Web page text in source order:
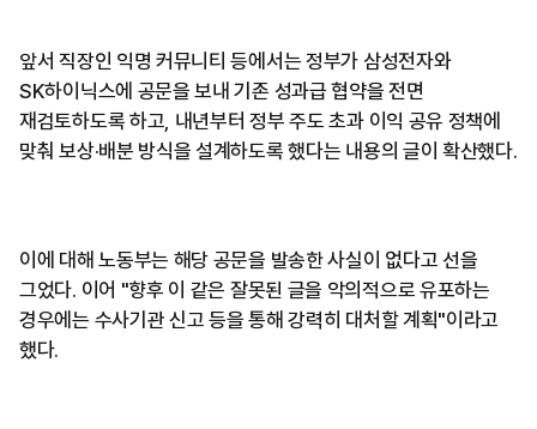
앞서 직장인 익명 커뮤니티 등에서는 정부가 삼성전자와
SK하이닉스에 공문을 보내 기존 성과급 협약을 전면
재검토하도록 하고, 내년부터 정부 주도 초과 이익 공유 정책에
맞춰 보상·배분 방식을 설계하도록 했다는 내용의 글이 확산했다.
이에 대해 노동부는 해당 공문을 발송한 사실이 없다고 선을
그었다. 이어 "향후 이 같은 잘못된 글을 악의적으로 유포하는
경우에는 수사기관 신고 등을 통해 강력히 대처할 계획"이라고
했다.